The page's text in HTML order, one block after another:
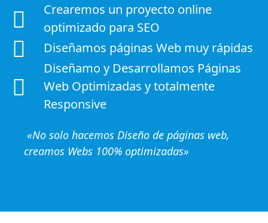
Crearemos un proyecto online
optimizado para SEO
Diseñamos páginas Web muy rápidas
Diseñamo y Desarrollamos Páginas
Web Optimizadas y totalmente
Responsive
«No solo hacemos Diseño de páginas web,
creamos Webs 100% optimizadas»